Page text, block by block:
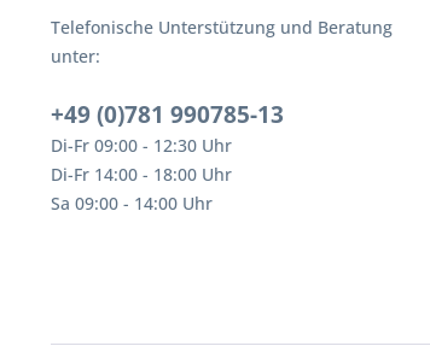
Telefonische Unterstützung und Beratung
unter:
+49 (0)781 990785-13
Di-Fr 09:00 - 12:30 Uhr
Di-Fr 14:00 - 18:00 Uhr
Sa 09:00 - 14:00 Uhr